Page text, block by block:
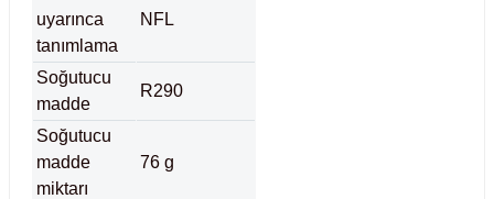
Kapları
uyarınca
tanımlama
NFL
Soğutucu
madde
R290
Soğutucu
madde
miktarı
76 g